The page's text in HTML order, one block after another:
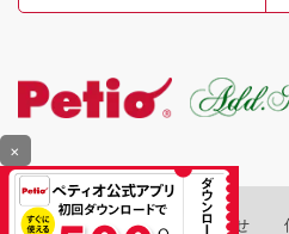
お問い合わせ
×